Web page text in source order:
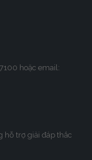
hoặc email:
hỗ trợ giải đáp thắc